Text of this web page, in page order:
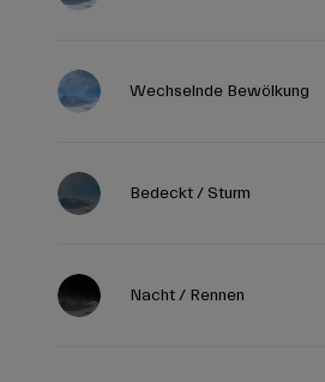
Wechselnde Bewölkung
Bedeckt / Sturm
Nacht / Rennen